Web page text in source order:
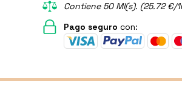
Contiene 50 Ml(s). (25.72 €/
Pago seguro con: